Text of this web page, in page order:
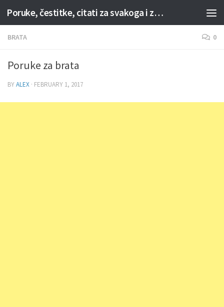
Skip to content Poruke, čestitke, citati za svakoga i za svaku priliku
BRATA 0
Poruke za brata
BYALEX · FEBRUARY 1, 2017